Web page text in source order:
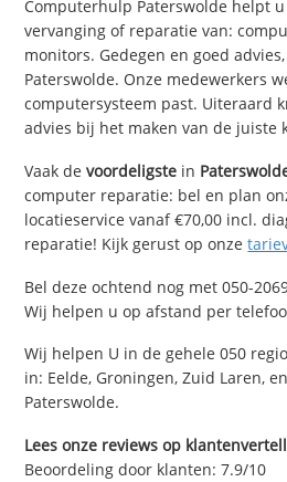
Computerhulp Paterswolde helpt
vervanging of reparatie van:
monitors. Gedegen en goed
Paterswolde. Onze medewerkers
computersysteem past. Uiteraard
advies bij het maken van de juiste
Vaak devoordeligste in
computer reparatie: bel en plan
locatieservice vanaf €70,00 incl.
reparatie! Kijk gerust op onze
Bel deze ochtend nog met 050-
Wij helpen u op afstand per
Wij helpen U in de gehele 050
in: Eelde, Groningen, Zuid Laren,
Paterswolde.
Lees onze reviews op
Beoordeling door klanten:7.9/10